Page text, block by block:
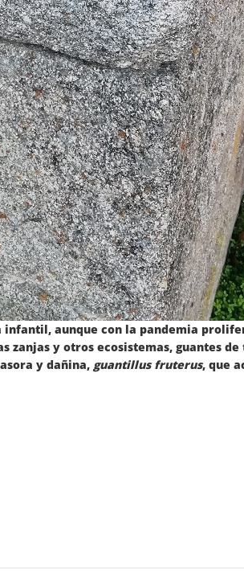
aunque con la pandemia
zanjas y otros ecosistemas, guantes
y dañina, guantillus fruterus, que